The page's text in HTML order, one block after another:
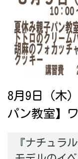
8月9日（木
パン教室】
『ナチュラ